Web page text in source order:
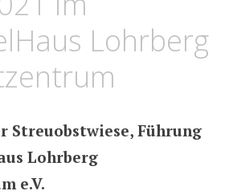
Lohrberg
Streuobstwiese, Führung
Lohrberg
e.V.